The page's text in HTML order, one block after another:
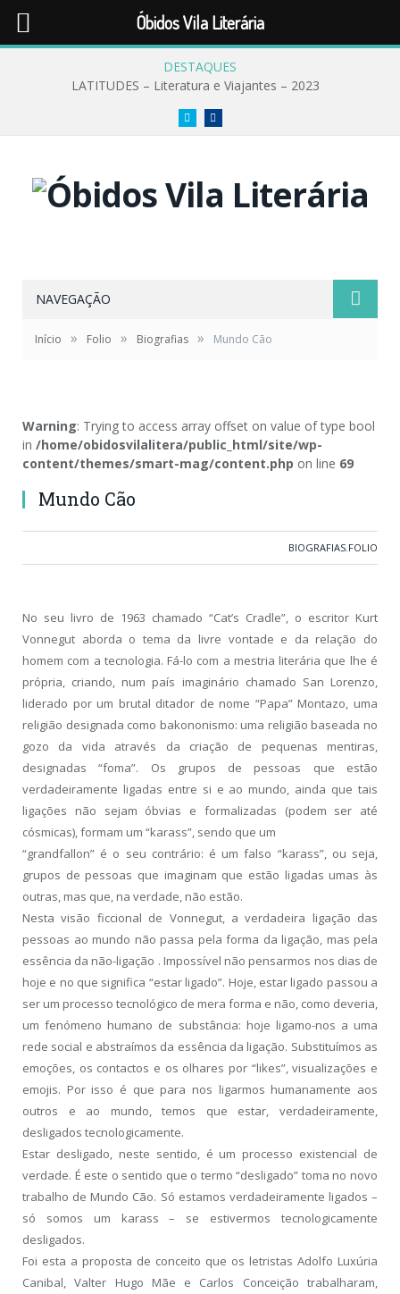
DESTAQUES
LATITUDES – Literatura e Viajantes – 2023
Twitter
NAVEGAÇÃO
Início » Folio » Biografias » Mundo Cão
Warning: Trying to access array offset on value of type bool
in /home/obidosvilalitera/public_html/site/wp-
content/themes/smart-mag/content.php on line 69
Mundo Cão
BIOGRAFIAS,FOLIO
No seu livro de 1963 chamado “Cat’s Cradle”, o escritor Kurt
Vonnegut aborda o tema da livre vontade e da relação do
homem com a tecnologia. Fá-lo com a mestria literária que lhe é
própria, criando, num país imaginário chamado San Lorenzo,
liderado por um brutal ditador de nome “Papa” Montazo, uma
religião designada como bakononismo: uma religião baseada no
gozo da vida através da criação de pequenas mentiras,
designadas “foma”. Os grupos de pessoas que estão
verdadeiramente ligadas entre si e ao mundo, ainda que tais
ligações não sejam óbvias e formalizadas (podem ser até
cósmicas), formam um “karass”, sendo que um
“grandfallon” é o seu contrário: é um falso “karass”, ou seja,
grupos de pessoas que imaginam que estão ligadas umas às
outras, mas que, na verdade, não estão.
Nesta visão ficcional de Vonnegut, a verdadeira ligação das
pessoas ao mundo não passa pela forma da ligação, mas pela
essência da não-ligação . Impossível não pensarmos nos dias de
hoje e no que significa “estar ligado”. Hoje, estar ligado passou a
ser um processo tecnológico de mera forma e não, como deveria,
um fenómeno humano de substância: hoje ligamo-nos a uma
rede social e abstraímos da essência da ligação. Substituímos as
emoções, os contactos e os olhares por “likes”, visualizações e
emojis. Por isso é que para nos ligarmos humanamente aos
outros e ao mundo, temos que estar, verdadeiramente,
desligados tecnologicamente.
Estar desligado, neste sentido, é um processo existencial de
verdade. É este o sentido que o termo “desligado” toma no novo
trabalho de Mundo Cão. Só estamos verdadeiramente ligados –
só somos um karass – se estivermos tecnologicamente
desligados.
Foi esta a proposta de conceito que os letristas Adolfo Luxúria
Canibal, Valter Hugo Mãe e Carlos Conceição trabalharam,
Óbidos Vila Literária